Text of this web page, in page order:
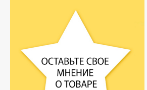
Hemani - Масло Усьмы
(Руккола, Гаргира,
Taramira Oil) 30 мл
290₽